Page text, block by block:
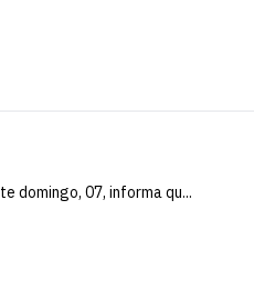
domingo, 07, informa qu...